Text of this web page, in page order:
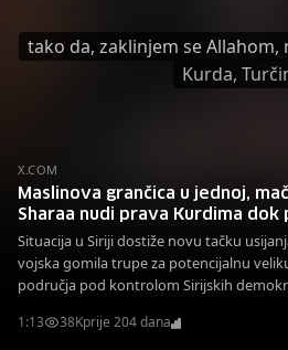
tako da, zaklinjem se
Kurda,
X.COM
Maslinova grančica u jednoj,
Sharaa nudi prava Kurdima dok
čeka naredbu za napad
Situacija u Siriji dostiže novu tačku
vojska gomila trupe za potencijalnu
područja pod kontrolom Sirijskih
diplomatski potez.
1:13 38Kprije 204 dana